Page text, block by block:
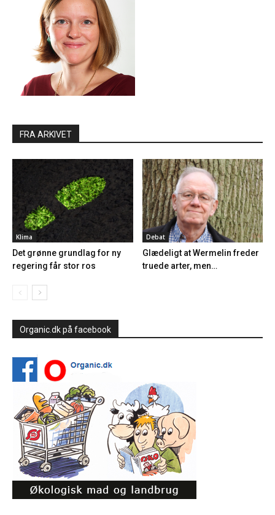
FRA ARKIVET
Klima
Det grønne grundlag for ny
regering får stor ros
Debat
Glædeligt at Wermelin freder
truede arter, men…
Organic.dk på facebook